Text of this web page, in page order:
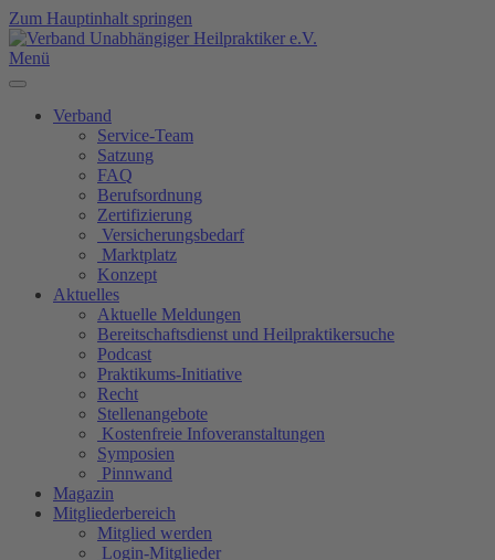
Zum Hauptinhalt springen
Menü
Verband
Service-Team
Satzung
FAQ
Berufsordnung
Zertifizierung
Versicherungsbedarf
Marktplatz
Konzept
Aktuelles
Aktuelle Meldungen
Bereitschaftsdienst und Heilpraktikersuche
Podcast
Praktikums-Initiative
Recht
Stellenangebote
Kostenfreie Infoveranstaltungen
Symposien
Pinnwand
Magazin
Mitgliederbereich
Mitglied werden
Login-Mitglieder